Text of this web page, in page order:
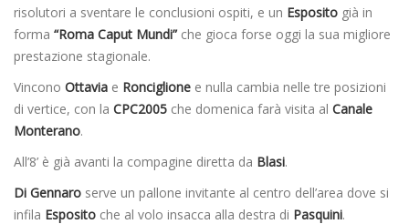
risolutori a sventare le conclusioni ospiti, e un Esposito già in
forma “Roma Caput Mundi” che gioca forse oggi la sua migliore
prestazione stagionale.
Vincono Ottavia e Ronciglione e nulla cambia nelle tre posizioni
di vertice, con la CPC2005 che domenica farà visita al Canale
Monterano.
All’8’ è già avanti la compagine diretta da Blasi.
Di Gennaro serve un pallone invitante al centro dell’area dove si
infila Esposito che al volo insacca alla destra di Pasquini.